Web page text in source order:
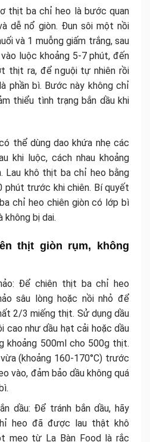
thịt ba chỉ heo là bước quan
dễ nổ giòn. Đun sôi một nồi
và 1 muỗng giấm trắng, sau
luộc khoảng 5-7 phút, đến
thịt ra, để nguội tự nhiên rồi
phần bì. Bước này không chỉ
thiểu tình trạng bắn dầu khi
thể dùng dao khứa nhẹ các
khi luộc, cách nhau khoảng
Lau khô thịt ba chỉ heo bằng
phút trước khi chiên. Bí quyết
chỉ heo chiên giòn có lớp bì
không bị dai.
thịt giòn rụm, không
Để chiên thịt ba chỉ heo
sâu lòng hoặc nồi nhỏ để
2/3 miếng thịt. Sử dụng dầu
cao như dầu hạt cải hoặc dầu
khoảng 500ml cho 500g thịt.
(khoảng 160-170°C) trước
vào, đảm bảo dầu không quá
dầu: Để tránh bắn dầu, hãy
heo đã được lau thật khô
mẹo từ La Bàn Food là rắc